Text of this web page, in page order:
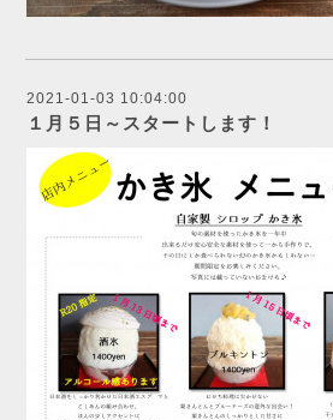
2021-01-03 10:04:00
１月５日～スタートします！